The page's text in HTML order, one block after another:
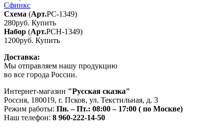
Сфинкс
Схема (Арт.РС-1349)
280руб. Купить
Набор (Арт.РСН-1349)
1200руб. Купить
Доставка:
Мы отправляем нашу продукцию
во все города России.
Интернет-магазин "Русская сказка"
Россия, 180019, г. Псков, ул. Текстильная, д. 3
Режим работы: Пн. – Пт.: 08:00 – 17:00 ( по Москве)
Наш телефон: 8 960-222-14-50